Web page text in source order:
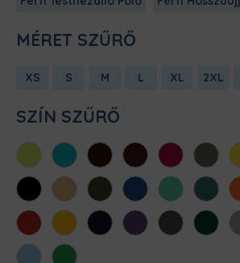
MÉRET SZŰRŐ
XS S M L XL 2XL
SZÍN SZŰRŐ
AlmazöldAtollkékBarnaBordóChili Cink
FeketeHomokKhaki KirálykékMenta
Piros SárgaSötétkékSötétlilaSötétszürke
Világoskék
Zöld